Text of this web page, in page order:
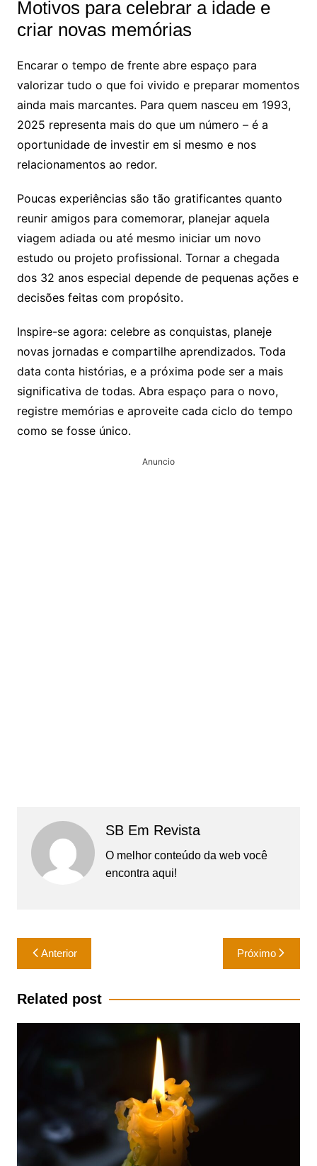
Motivos para celebrar a idade e
criar novas memórias
Encarar o tempo de frente abre espaço para
valorizar tudo o que foi vivido e preparar momentos
ainda mais marcantes. Para quem nasceu em 1993,
2025 representa mais do que um número – é a
oportunidade de investir em si mesmo e nos
relacionamentos ao redor.
Poucas experiências são tão gratificantes quanto
reunir amigos para comemorar, planejar aquela
viagem adiada ou até mesmo iniciar um novo
estudo ou projeto profissional. Tornar a chegada
dos 32 anos especial depende de pequenas ações e
decisões feitas com propósito.
Inspire-se agora: celebre as conquistas, planeje
novas jornadas e compartilhe aprendizados. Toda
data conta histórias, e a próxima pode ser a mais
significativa de todas. Abra espaço para o novo,
registre memórias e aproveite cada ciclo do tempo
como se fosse único.
Anuncio
SB Em Revista
O melhor conteúdo da web você
encontra aqui!
Navegação
de
Post
Anterior Próximo
Related post